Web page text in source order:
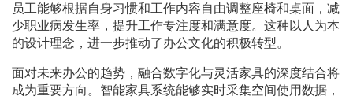
员工能够根据自身习惯和工作内容自由调整座椅和桌面，减
少职业病发生率，提升工作专注度和满意度。这种以人为本
的设计理念，进一步推动了办公文化的积极转型。
面对未来办公的趋势，融合数字化与灵活家具的深度结合将
成为重要方向。智能家具系统能够实时采集空间使用数据，